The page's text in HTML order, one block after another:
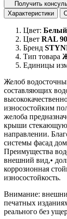
Получить
Характеристики
Цвет: Белый
Цвет RAL
Бренд
Тип товара
Единицы
Желоб
составляющих
износостойким
желоба
крыши стекающую
направлении.
системы фасад
Преимущества
внешний вид,•
коррозионная
износостойкость.
Внимание:
печатных
реального без